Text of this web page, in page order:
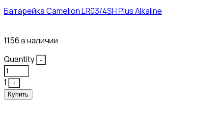
Батарейка Camelion LR03/4SH Plus Alkaline
1156 в наличии
Quantity
-
1
+
Купить